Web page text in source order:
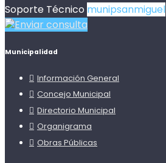
Soporte Técnico munipsanmiguel
Enviar consulta
Municipalidad
Información General
Concejo Municipal
Directorio Municipal
Organigrama
Obras Públicas